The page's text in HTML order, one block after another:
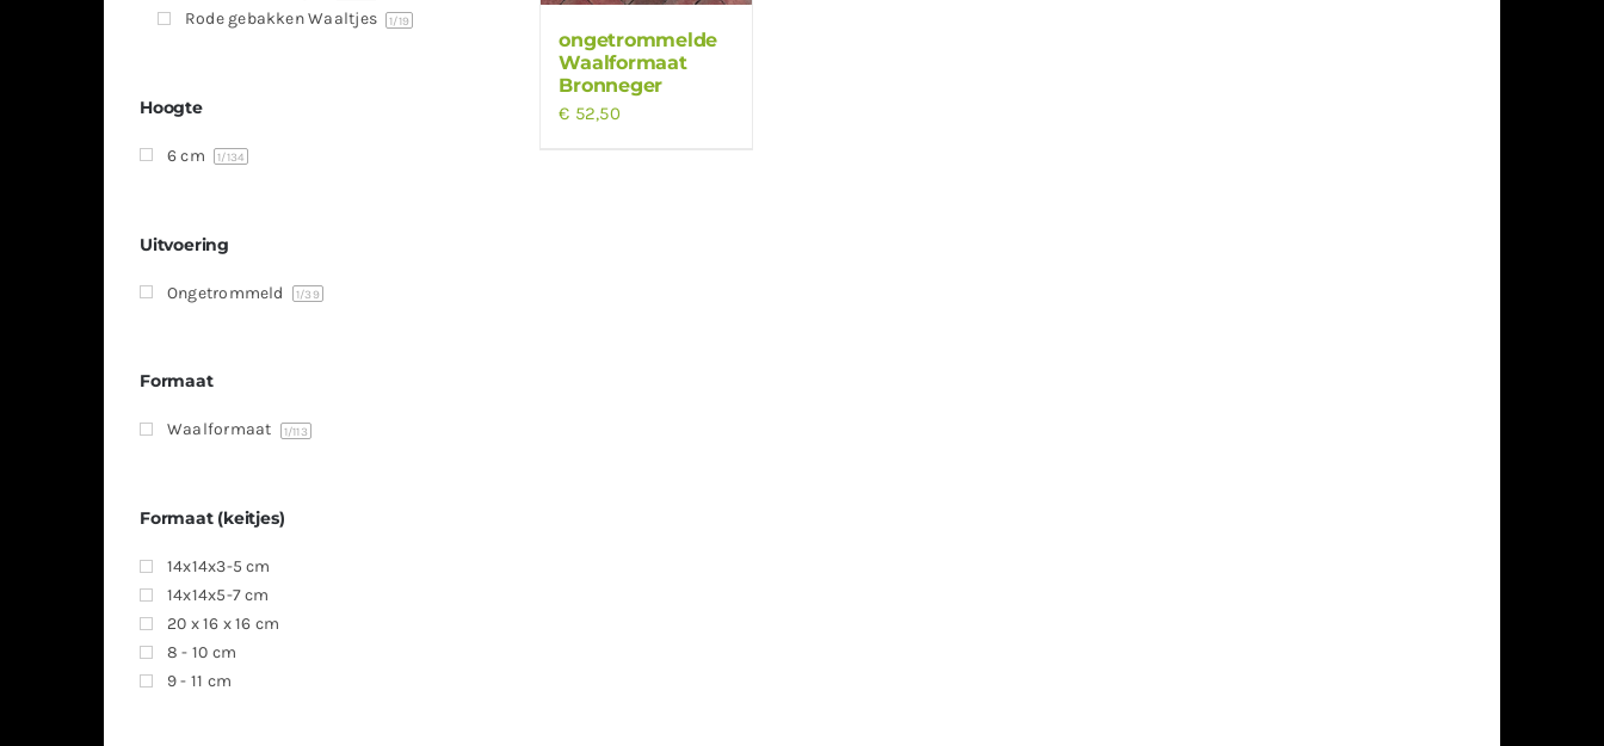
ongetrommelde
Waalformaat
Bronneger
€ 52,50
Rode gebakken Waaltjes 1/19
Hoogte
6 cm 1/134
Uitvoering
Ongetrommeld 1/39
Formaat
Waalformaat 1/113
Formaat (keitjes)
14x14x3-5 cm
14x14x5-7 cm
20 x 16 x 16 cm
8 - 10 cm
9 - 11 cm